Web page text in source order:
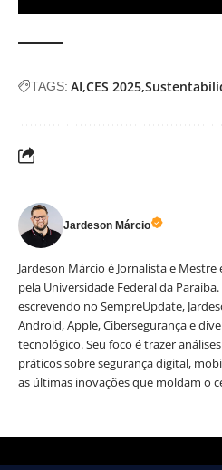
TAGS: AI CES 2025
Jardeson Márcio
Jardeson Márcio é Jornalista e
pela Universidade Federal da
escrevendo no SempreUpdate,
Android, Apple, Cibersegurança e
tecnológico. Seu foco é trazer
práticos sobre segurança digital,
as últimas inovações que moldam o